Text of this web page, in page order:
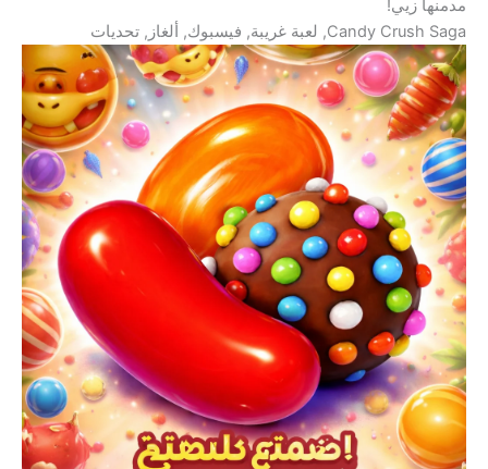
مدمنها زيي!
Candy Crush Saga, لعبة غريبة, فيسبوك, ألغاز, تحديات